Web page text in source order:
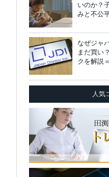
いのか？
みと不公
なぜジャ
まだ買い
クを解説
人気